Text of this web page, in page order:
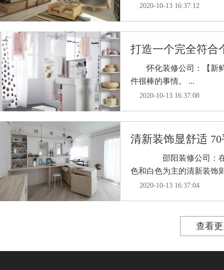
2020-10-13 16:37:12
打造一个完全符合
怀化装修公司：【新鲜
件很棒的事情。 ...
2020-10-13 16:37:08
清新装饰显舒适
邵阳装修公司：在繁
色和白色为主的清新装饰
2020-10-13 16:37:04
查看